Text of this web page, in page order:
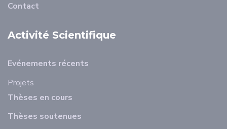
Contact
Activité Scientifique
Evénements récents
Projets
Thèses en cours
Thèses soutenues